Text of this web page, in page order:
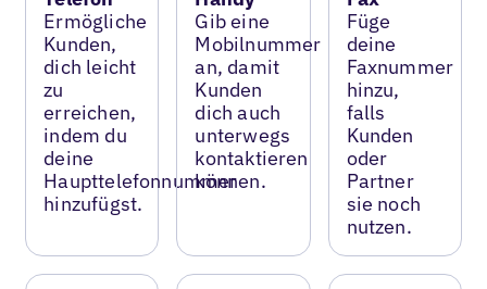
Ermögliche
Kunden,
dich leicht
zu
erreichen,
indem du
deine
Haupttelefonnummer
hinzufügst.
Gib eine
Mobilnummer
an, damit
Kunden
dich auch
unterwegs
kontaktieren
können.
Füge
deine
Faxnummer
hinzu,
falls
Kunden
oder
Partner
sie noch
nutzen.